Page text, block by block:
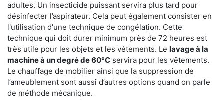
adultes. Un insecticide puissant servira plus tard pour
désinfecter l’aspirateur. Cela peut également consister en
l'utilisation d'une technique de congélation. Cette
technique qui doit durer minimum près de 72 heures est
très utile pour les objets et les vêtements. Le lavage à la
machine à un degré de 60°C servira pour les vêtements.
Le chauffage de mobilier ainsi que la suppression de
l’ameublement sont aussi d’autres options quand on parle
de méthode mécanique.